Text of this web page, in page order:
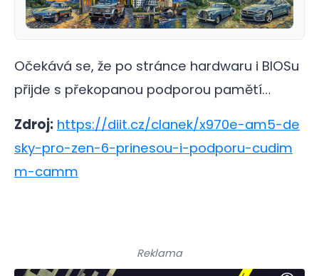
Očekává se, že po stránce hardwaru i BIOSu
přijde s překopanou podporou pamětí…
Zdroj: https://diit.cz/clanek/x970e-am5-de
sky-pro-zen-6-prinesou-i-podporu-cudim
m-camm
Reklama